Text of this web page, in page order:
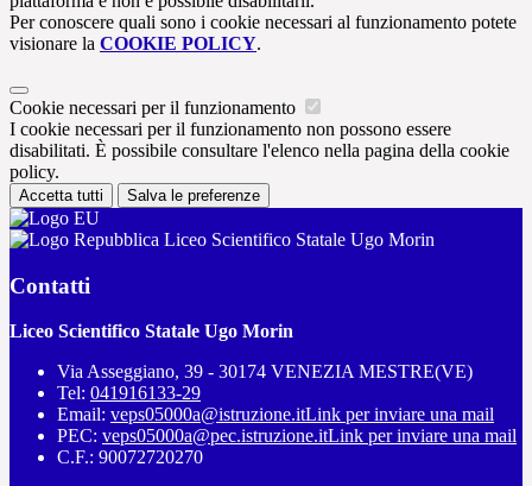
Per conoscere quali sono i cookie necessari al funzionamento potete
visionare la COOKIE POLICY.
Cookie necessari per il funzionamento
I cookie necessari per il funzionamento non possono essere
disabilitati. È possibile consultare l'elenco nella pagina della cookie
policy.
Accetta tutti Salva le preferenze
Liceo Scientifico Statale Ugo Morin
Contatti
Liceo Scientifico Statale Ugo Morin
Via Asseggiano, 39 - 30174 VENEZIA MESTRE(VE)
Tel: 041916133-29
Email: veps05000a@istruzione.itLink per inviare una mail
PEC: veps05000a@pec.istruzione.itLink per inviare una mail
C.F.: 90072720270